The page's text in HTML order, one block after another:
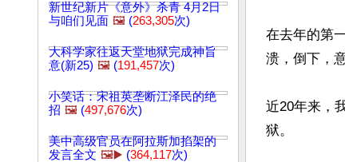
新世纪新片《意外》杀青 4月2日
与咱们见面 🖼️ (263,305次)
大科学家往返天堂地狱完成神旨
意(新25) 🖼️ (191,457次)
小笑话：宋祖英垄断江泽民的绝
招 🖼️ (497,676次)
美中高级官员在阿拉斯加掐架的
发言全文 🖼️▶️ (364,117次)
在去年的第
溃，倒下，
近20年来，
狱。